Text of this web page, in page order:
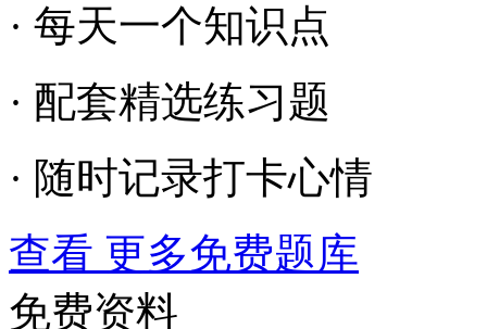
· 每天一个知识点
· 配套精选练习题
· 随时记录打卡心情
查看 更多免费题库
免费资料